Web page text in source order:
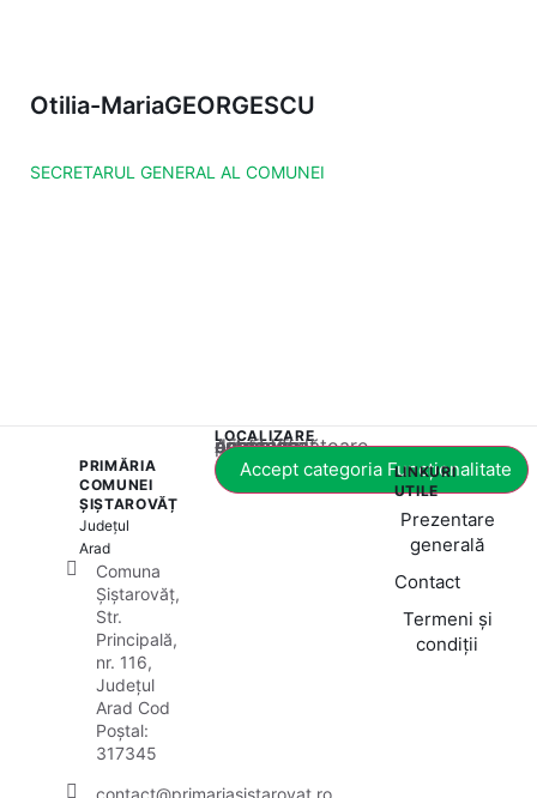
Otilia-MariaGEORGESCU
SECRETARUL GENERAL AL COMUNEI
PRIMĂRIA
COMUNEI
ȘIȘTAROVĂȚ
Județul
Arad
Comuna
Șiștarovăț,
Str.
Principală,
nr. 116,
Județul
Arad Cod
Poștal:
317345
contact@primariasistarovat.ro
LOCALIZARE
Acest conținut este blocat până când acceptați categoria corespunzătoare de cookie-uri.
Accept categoria Funcționalitate
LINKURI
UTILE
Prezentare
generală
Contact
Termeni și
condiții